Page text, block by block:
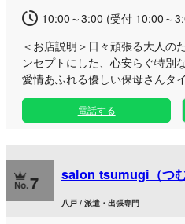
10:00～3:00 (受付 10:00～
＜お店説明＞ 日々頑張る大人の
ンセプトにした、心安らぐ特別
愛情あふれる優しい保母さんタ
と身体を包み込むような温もり
やお仕事による疲労を、まるで
ラックスできる完全なプライベ
た。 「何も考えずに誰かに甘え
されたい」という時に、いつで
安心感をご提供いたします。寂
電話する
7 salon tsumugi（つむ
八戸 / 派遣・出張専門